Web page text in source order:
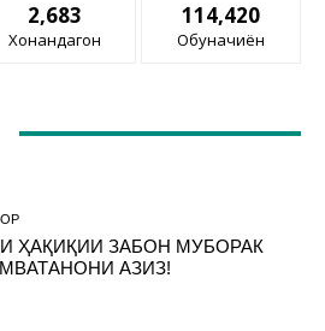
2,683
Хонандагон
114,420
Обуначиён
ҲАҚИҚИИ ЗАБОН МУБОРАК
АЗИЗ!